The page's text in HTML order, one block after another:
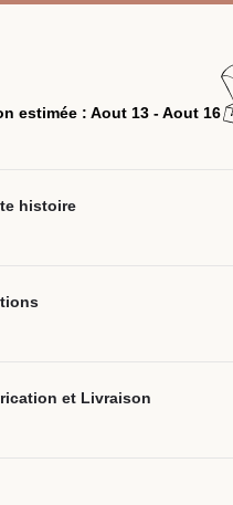
estimée : Aout 13 - Aout 16
histoire
et Livraison